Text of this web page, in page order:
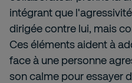
intégrant que
dirigée contre lui, mais
Ces éléments aident à
face à une personne
son calme pour essayer